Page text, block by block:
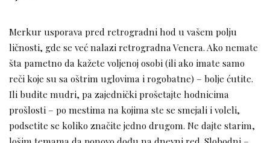
Merkur usporava pred retrogradni hod u vašem polju
ličnosti, gde se već nalazi retrogradna Venera. Ako nemate
šta pametno da kažete voljenoj osobi (ili ako imate samo
reči koje su sa oštrim uglovima i rogobatne) – bolje ćutite.
Ili budite mudri, pa zajednički prošetajte hodnicima
prošlosti – po mestima na kojima ste se smejali i voleli,
podsetite se koliko značite jedno drugom. Ne dajte starim,